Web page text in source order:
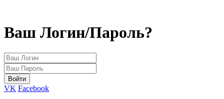
Ваш Логин/Пароль?
VK Facebook